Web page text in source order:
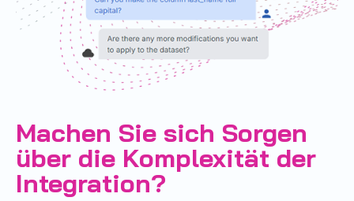
Machen Sie sich Sorgen
über die Komplexität der
Integration?